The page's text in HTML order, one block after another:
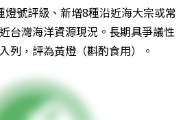
號評級、新增8種沿近海大宗或常
台灣海洋資源現況。長期具爭議性
列，評為黃燈（斟酌食用）。